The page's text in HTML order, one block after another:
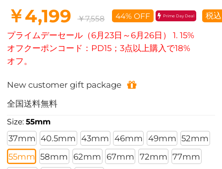
￥4,199 ￥7,558 44% OFF Prime Day Deal 税込
プライムデーセール（6月23日～6月26日） 1. 15%
オフクーポンコード：PD15；3点以上購入で18%
オフ。
New customer gift package
全国送料無料
Size:55mm
37mm 40.5mm 43mm 46mm 49mm 52mm
55mm 58mm 62mm 67mm 72mm 77mm